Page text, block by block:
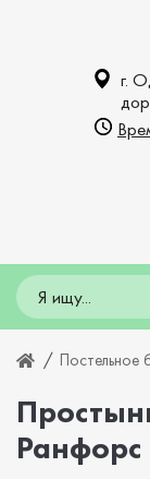
г.
Постельное
Ранфорс